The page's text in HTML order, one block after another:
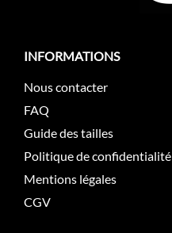
INFORMATIONS
Nous contacter
FAQ
Guide des tailles
Politique de confidentialité
Mentions légales
CGV